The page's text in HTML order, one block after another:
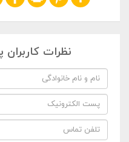
نظرات